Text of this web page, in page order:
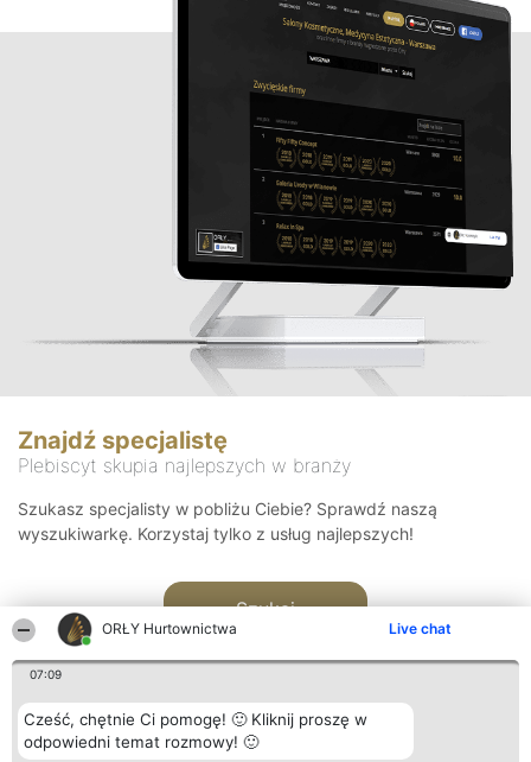
ORŁY Hurtownictwa Live chat
07:09
Cześć, chętnie Ci pomogę! 🙂 Kliknij proszę w
odpowiedni temat rozmowy! 🙂
Znajdź specjalistę
Plebiscyt skupia najlepszych w branży
Szukasz specjalisty w pobliżu Ciebie? Sprawdź naszą
wyszukiwarkę. Korzystaj tylko z usług najlepszych!
Szukaj